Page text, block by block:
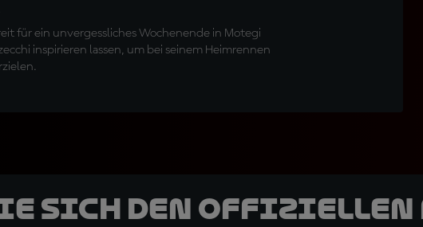
für ein unvergessliches Wochenende in Motegi
inspirieren lassen, um bei seinem Heimrennen
sich den offiziellen